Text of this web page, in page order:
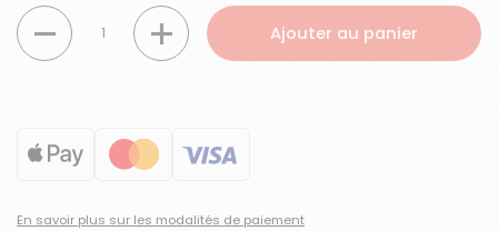
Quantité
Ajouter au panier
En savoir plus sur les modalités de paiement